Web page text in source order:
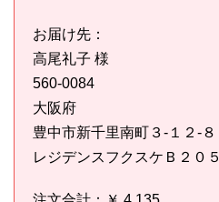
お届け先：
高尾礼子 様
560-0084
大阪府
豊中市新千里南町３-１２-８
レジデンスフクスケＢ２０５